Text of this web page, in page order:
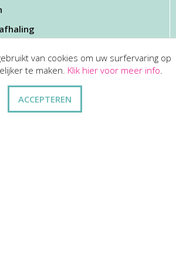
van cookies om uw surfervaring op
te maken. Klik hier voor meer info.
ACCEPTEREN